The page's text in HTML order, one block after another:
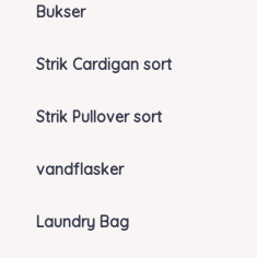
Bukser
Strik Cardigan sort
Strik Pullover sort
vandflasker
Laundry Bag